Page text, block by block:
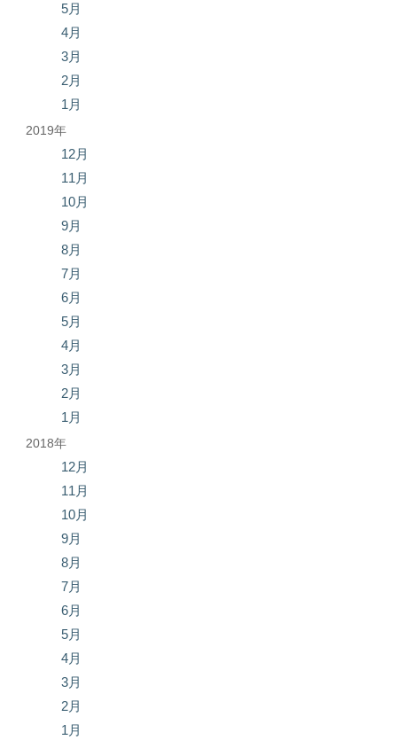
5月
4月
3月
2月
1月
2019年
12月
11月
10月
9月
8月
7月
6月
5月
4月
3月
2月
1月
2018年
12月
11月
10月
9月
8月
7月
6月
5月
4月
3月
2月
1月